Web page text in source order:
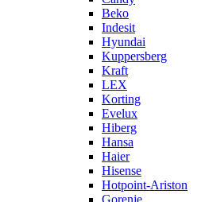
Beko
Indesit
Hyundai
Kuppersberg
Kraft
LEX
Korting
Evelux
Hiberg
Hansa
Haier
Hisense
Hotpoint-Ariston